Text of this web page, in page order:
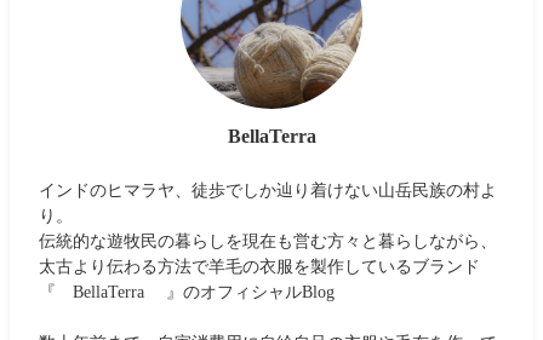
BellaTerra
インドのヒマラヤ、徒歩でしか辿り着けない山岳民族の村よ
り。
伝統的な遊牧民の暮らしを現在も営む方々と暮らしながら、
太古より伝わる方法で羊毛の衣服を製作しているブランド
『 BellaTerra 』のオフィシャルBlog